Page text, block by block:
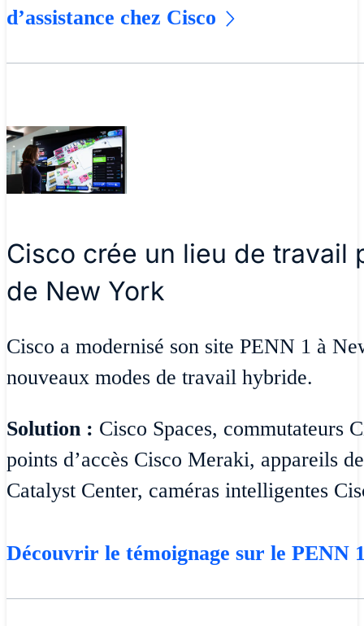
d’assistance chez Cisco
Cisco crée un lieu de travail
de New York
Cisco a modernisé son site PENN 1 à
nouveaux modes de travail hybride.
Solution : Cisco Spaces, commutateurs
points d’accès Cisco Meraki, appareils
Catalyst Center, caméras intelligentes
Découvrir le témoignage sur le PENN